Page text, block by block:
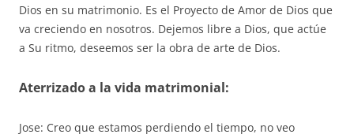
Dios en su matrimonio. Es el Proyecto de Amor de Dios que
va creciendo en nosotros. Dejemos libre a Dios, que actúe
a Su ritmo, deseemos ser la obra de arte de Dios.
Aterrizado a la vida matrimonial:
Jose: Creo que estamos perdiendo el tiempo, no veo